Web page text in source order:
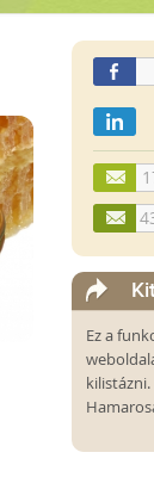
Ez a
kilistázni.